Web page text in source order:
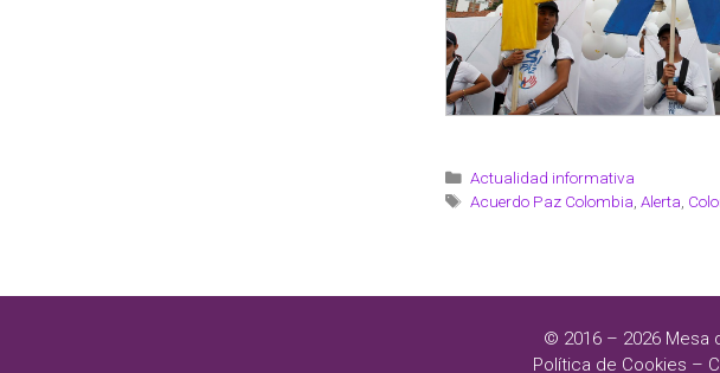
Actualidad informativa
Acuerdo Paz Colombia,Alerta,
© 2016 – 2026 Mesa
Política de Cookies –